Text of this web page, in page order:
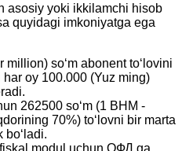
asosiy yoki ikkilamchi hisob
quyidagi imkoniyatga ega
soʻm abonent toʻlovini
oy 100.000 (Yuz ming)
262500 soʻm (1 BHM -
70%) toʻlovni bir marta
boʻladi.
modul uchun ОФД ga